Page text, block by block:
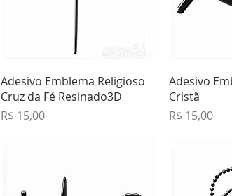
Visualização rápida
Adesivo Emblema Religioso
Cruz da Fé Resinado3D
Preço
R$ 15,00
Adesivo
Cristã
Preço
R$ 15,00